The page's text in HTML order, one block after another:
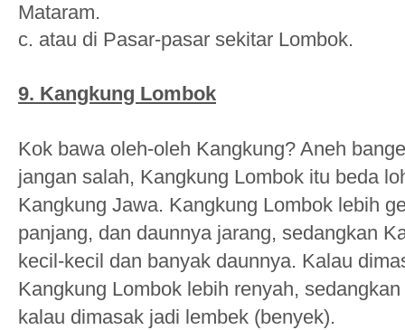
Mataram.
c. atau di Pasar-pasar sekitar Lombok.
9. Kangkung Lombok
Kok bawa oleh-oleh Kangkung? Aneh
jangan salah, Kangkung Lombok itu beda
Kangkung Jawa. Kangkung Lombok lebih
panjang, dan daunnya jarang, sedangkan
kecil-kecil dan banyak daunnya. Kalau
Kangkung Lombok lebih renyah,
kalau dimasak jadi lembek (benyek).